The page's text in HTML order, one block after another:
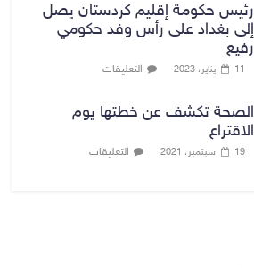
رئيس حكومة إقليم كردستان يصل
إلى بغداد على رأس وفد حكومي
رفيع
11 يناير، 2023 التعليقات
الصحة تكشف عن خطتها يوم
الاقتراع
19 سبتمبر، 2021 التعليقات